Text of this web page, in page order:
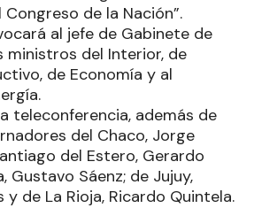
de la Nación”.
al jefe de Gabinete de
ministros del Interior, de
de Economía y al
teleconferencia, además de
del Chaco, Jorge
del Estero, Gerardo
Gustavo Sáenz; de Jujuy,
de La Rioja, Ricardo Quintela.